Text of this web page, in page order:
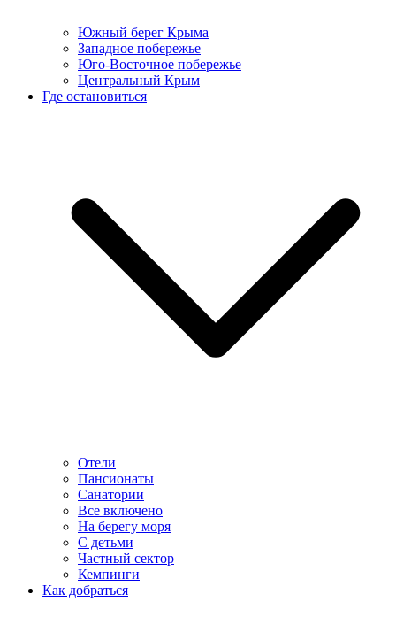
Южный берег Крыма
Западное побережье
Юго-Восточное побережье
Центральный Крым
Где остановиться
Отели
Пансионаты
Санатории
Все включено
На берегу моря
С детьми
Частный сектор
Кемпинги
Как добраться